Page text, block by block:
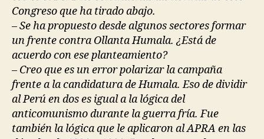
Congreso que ha tirado abajo.
– Se ha propuesto desde algunos sectores formar
un frente contra Ollanta Humala. ¿Está de
acuerdo con ese planteamiento?
– Creo que es un error polarizar la campaña
frente a la candidatura de Humala. Eso de dividir
al Perú en dos es igual a la lógica del
anticomunismo durante la guerra fría. Fue
también la lógica que le aplicaron al APRA en las